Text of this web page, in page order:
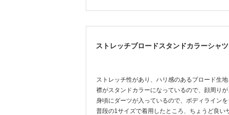
ストレッチブロードスタンドカラーシャツ
ストレッチ性があり、ハリ感のあるブロード生
襟がスタンドカラーになっているので、顔周り
身頃にダーツが入っているので、ボディラインを
普段の1サイズで着用したところ、ちょうど良い